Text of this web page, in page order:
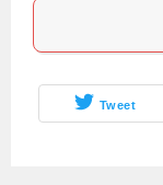
Tweet